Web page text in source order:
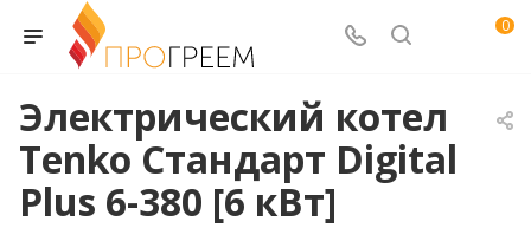
0
Электрический котел
Tenko Стандарт Digital
Plus 6-380 [6 кВт]